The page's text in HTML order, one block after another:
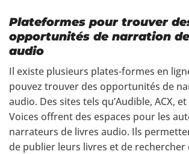
Plateformes pour trouver
opportunités de narration
audio
Il existe plusieurs plates-formes en
pouvez trouver des opportunités de
audio. Des sites tels qu’Audible, ACX,
Voices offrent des espaces pour les
narrateurs de livres audio. Ils
de publier leurs livres et de